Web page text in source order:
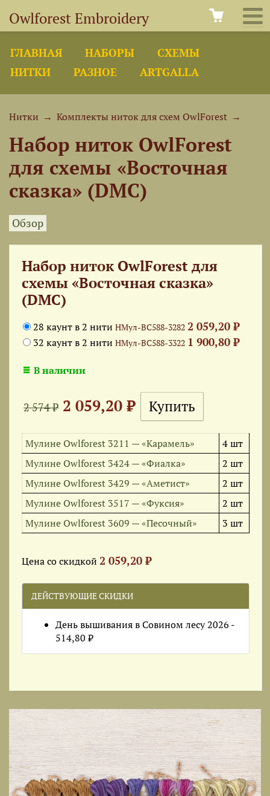
Owlforest Embroidery
ГЛАВНАЯ НАБОРЫ
СХЕМЫ
НИТКИ
РАЗНОЕ ARTGALLA
Нитки → Комплекты ниток для схем OwlForest →
Набор ниток OwlForest
для схемы «Восточная
сказка» (DMC)
Обзор
Набор ниток OwlForest для
схемы «Восточная сказка»
(DMC)
28 каунт в 2 нити НМул-ВС588-3282 2 059,20 ₽
32 каунт в 2 нити НМул-ВС588-3322 1 900,80 ₽
В наличии
2 574 ₽ 2 059,20 ₽
Мулине Owlforest 3211 — «Карамель»
4 шт
Мулине Owlforest 3424 — «Фиалка»
2 шт
Мулине Owlforest 3429 — «Аметист»
2 шт
Мулине Owlforest 3517 — «Фуксия»
2 шт
Мулине Owlforest 3609 — «Песочный»
3 шт
Цена со скидкой 2 059,20 ₽
ДЕЙСТВУЮЩИЕ СКИДКИ
День вышивания в Совином лесу 2026 -
514,80 ₽